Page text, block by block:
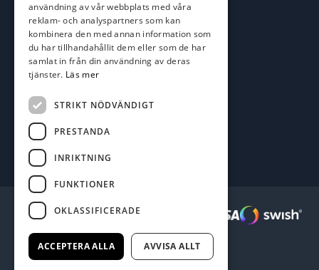
Karlskrona Båt & Fiske AB
Lallerstedts gata 4
371 54 Karlskrona
Följ oss
Facebook
Säkra betalningar :
användning av vår webbplats med våra
reklam- och analyspartners som kan
kombinera den med annan information som
du har tillhandahållit dem eller som de har
samlat in från din användning av deras
tjänster. Läs mer
STRIKT NÖDVÄNDIGT
PRESTANDA
INRIKTNING
FUNKTIONER
OKLASSIFICERADE
ACCEPTERA ALLA AVVISA ALLT